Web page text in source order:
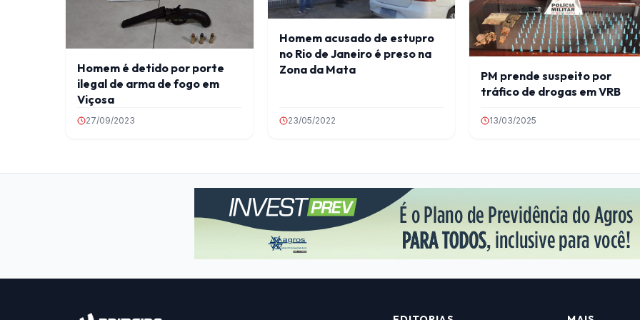
Homem é detido por porte
ilegal de arma de fogo em
Viçosa
27/09/2023
Homem acusado de estupro
no Rio de Janeiro é preso na
Zona da Mata
23/05/2022
PM prende suspeito por
tráfico de drogas em VRB
13/03/2025